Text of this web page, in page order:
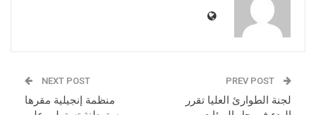
لجنة الطوارئ العليا تقرر
NEXT POST
منظمة إنجيلية مقرها